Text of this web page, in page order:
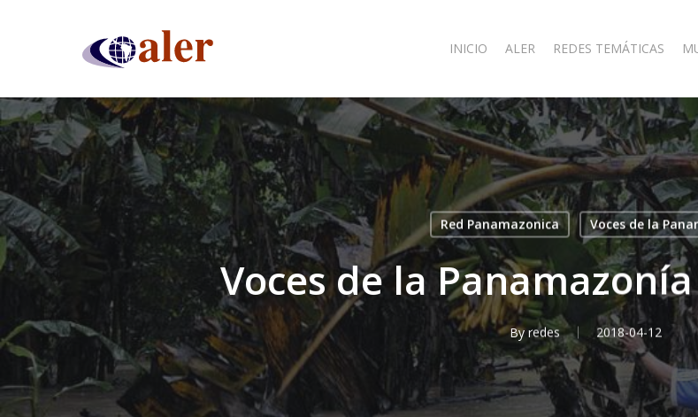
INICIO ALER REDES TEMÁTICAS
Red Panamazonica Voces de la
Voces de la
By redes 2018-04-12